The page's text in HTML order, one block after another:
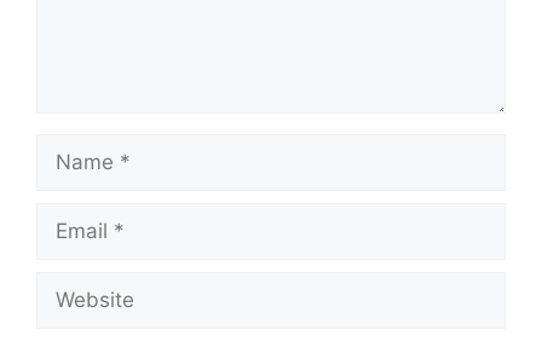
Name
Email
Website